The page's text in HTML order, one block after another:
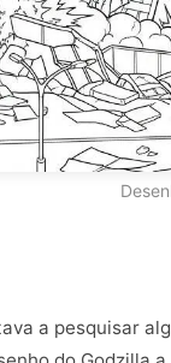
a pesquisar